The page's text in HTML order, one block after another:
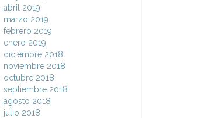
abril 2019
marzo 2019
febrero 2019
enero 2019
diciembre 2018
noviembre 2018
octubre 2018
septiembre 2018
agosto 2018
julio 2018